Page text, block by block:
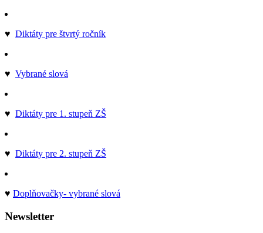
♥ Diktáty pre štvrtý ročník
♥ Vybrané slová
♥ Diktáty pre 1. stupeň ZŠ
♥ Diktáty pre 2. stupeň ZŠ
♥ Doplňovačky- vybrané slová
Newsletter